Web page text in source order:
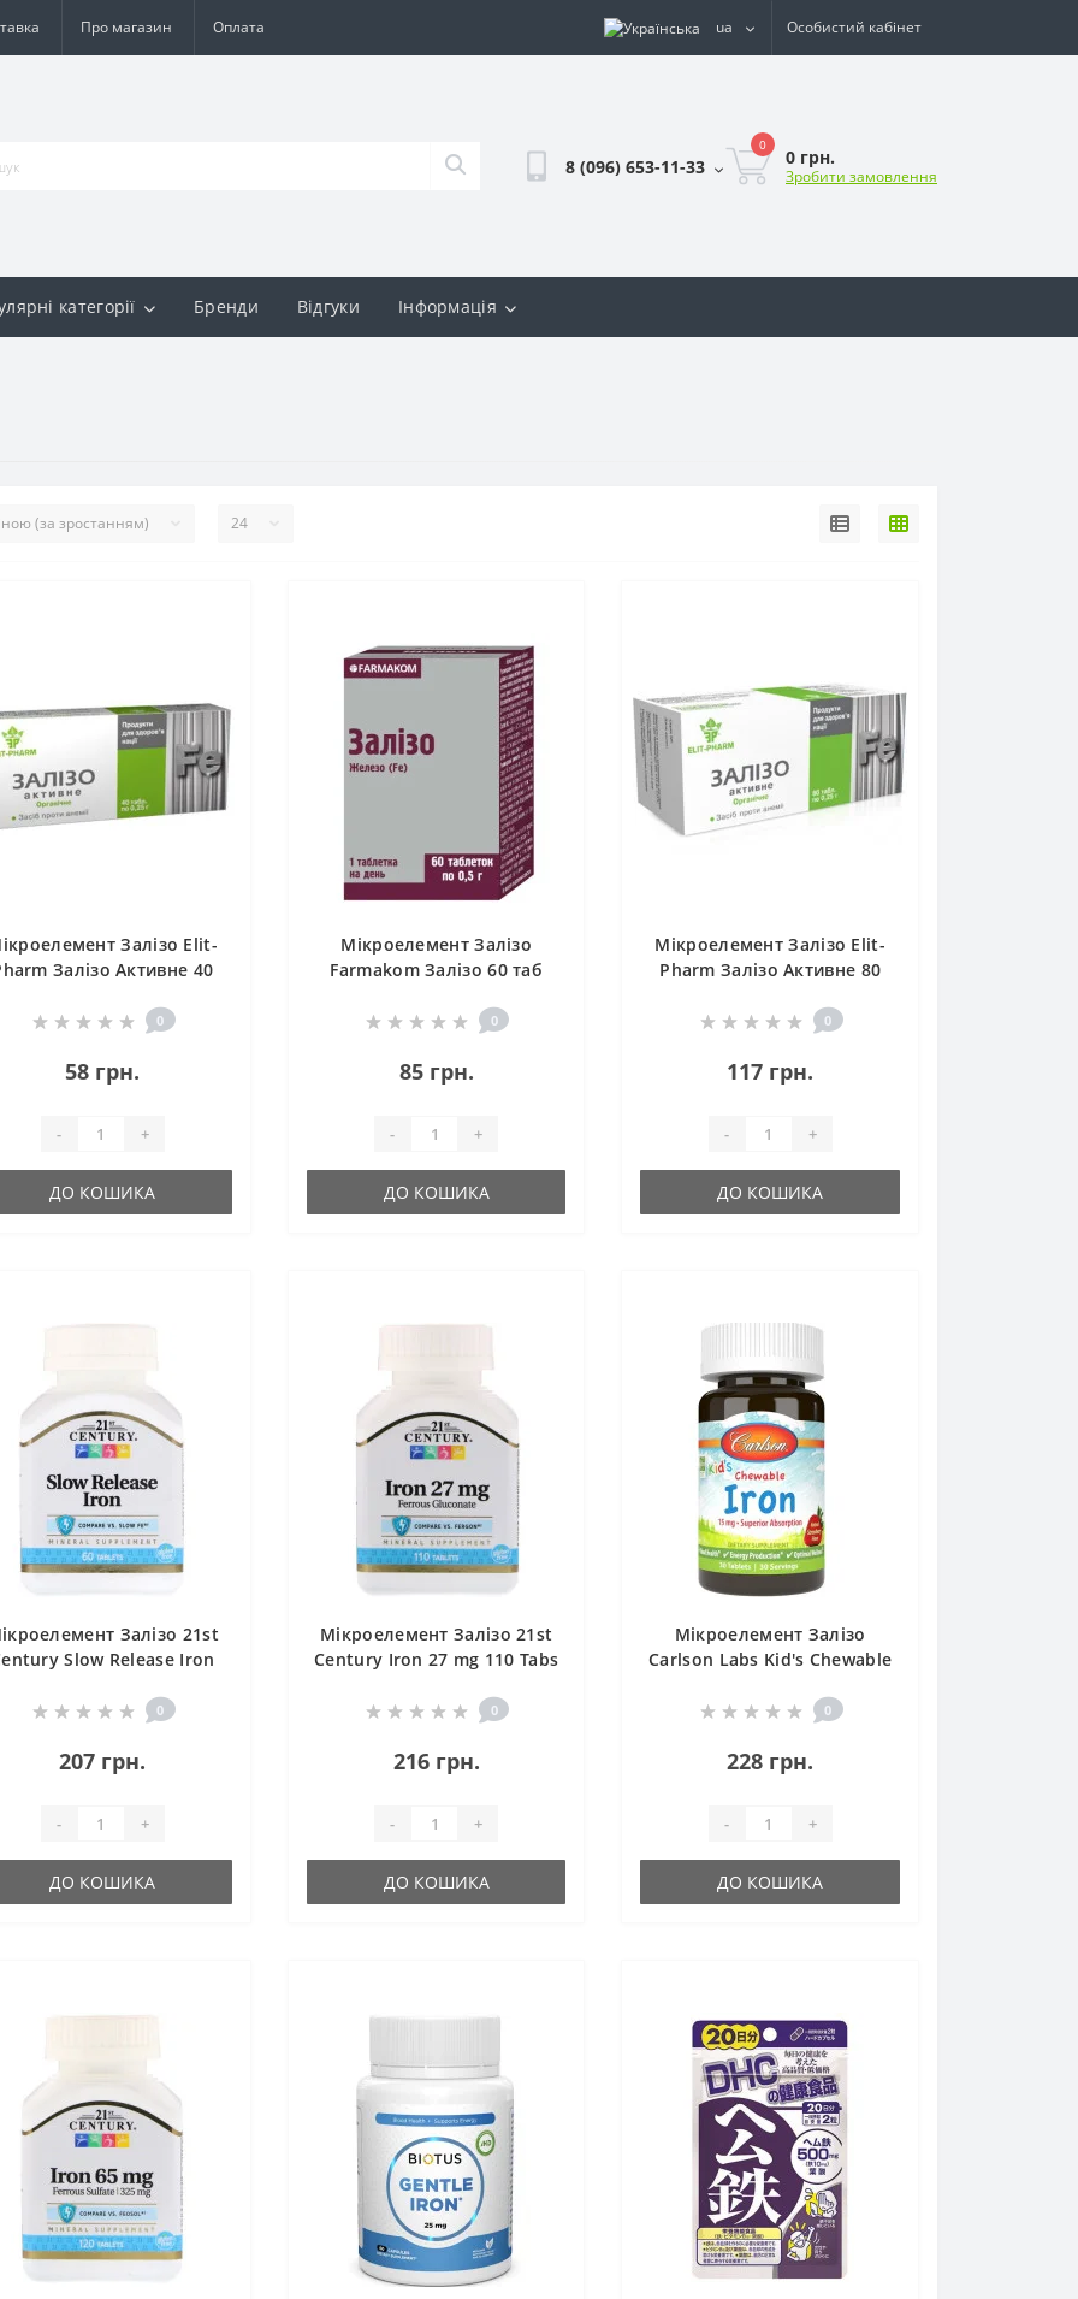
Про магазин Оплата ua Особистий кабінет
8 (096) 653-11-33
0
0 грн.
Зробити замовлення
категорії Бренди Відгуки Інформація
Залізо Elit-
Залізо Активне 40
0
58 грн.
- +
ДО КОШИКА
Мікроелемент Залізо
Farmakom Залізо 60 таб
0
85 грн.
- +
ДО КОШИКА
Мікроелемент Залізо Elit-
Pharm Залізо Активне 80
0
117 грн.
- +
ДО КОШИКА
Залізо 21st
Slow Release Iron
0
207 грн.
- +
ДО КОШИКА
Мікроелемент Залізо 21st
Century Iron 27 mg 110 Tabs
0
216 грн.
- +
ДО КОШИКА
Мікроелемент Залізо
Carlson Labs Kid's Chewable
0
228 грн.
- +
ДО КОШИКА